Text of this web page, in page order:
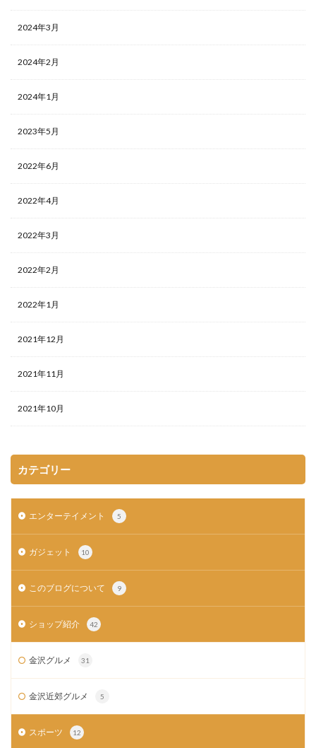
2024年3月
2024年2月
2024年1月
2023年5月
2022年6月
2022年4月
2022年3月
2022年2月
2022年1月
2021年12月
2021年11月
2021年10月
カテゴリー
エンターテイメント 5
ガジェット 10
このブログについて 9
ショップ紹介 42
金沢グルメ 31
金沢近郊グルメ 5
スポーツ 12